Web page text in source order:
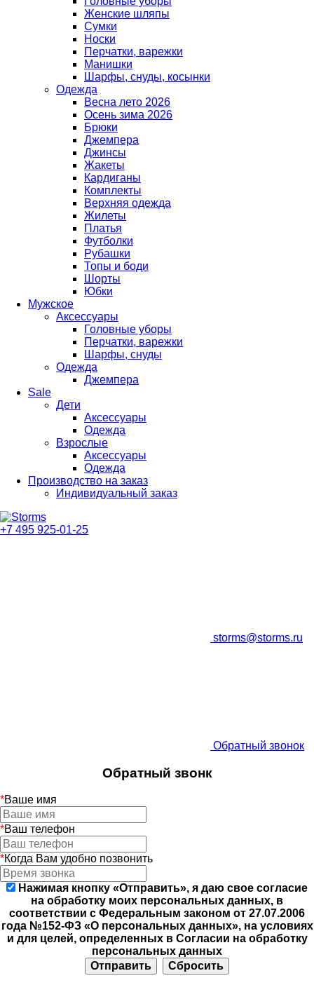
Женские шляпы
Сумки
Носки
Перчатки, варежки
Манишки
Шарфы, снуды, косынки
Одежда
Весна лето 2026
Осень зима 2026
Брюки
Джемпера
Джинсы
Жакеты
Кардиганы
Комплекты
Верхняя одежда
Жилеты
Платья
Футболки
Рубашки
Топы и боди
Шорты
Юбки
Мужское
Аксессуары
Головные уборы
Перчатки, варежки
Шарфы, снуды
Одежда
Джемпера
Sale
Дети
Аксессуары
Одежда
Взрослые
Аксессуары
Одежда
Производство на заказ
Индивидуальный заказ
+7 495 925-01-25
storms@storms.ru
Обратный звонок
Обратный звонк
*Ваше имя
*Ваш телефон
*Когда Вам удобно позвонить
Нажимая кнопку «Отправить», я даю свое согласие
на обработку моих персональных данных, в
соответствии с Федеральным законом от 27.07.2006
года №152-ФЗ «О персональных данных», на условиях
и для целей, определенных в Согласии на обработку
персональных данных